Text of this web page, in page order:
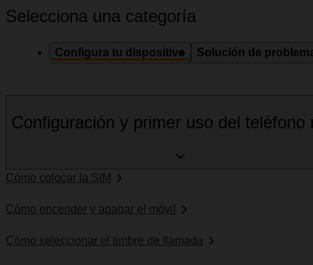
Selecciona una categoría
Configura tu dispositivo Solución de
Configuración y primer uso del teléfono
Cómo colocar la SIM
Cómo encender y apagar el móvil
Cómo seleccionar el timbre de llamada